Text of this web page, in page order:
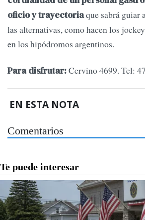
oficio y trayectoriaque sabrá guiar
las alternativas, como hacen los
en los hipódromos argentinos.
Para disfrutar:Cervino 4699. Tel:
EN ESTA NOTA
Comentarios